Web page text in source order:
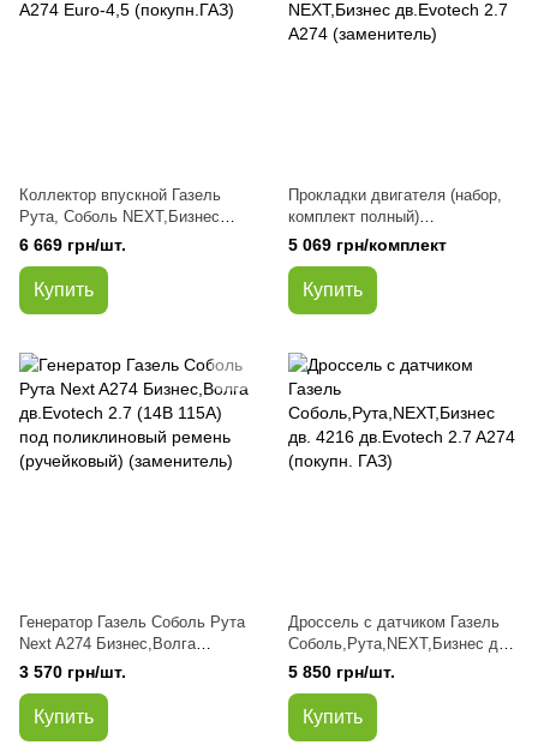
Коллектор впускной Газель
Рута, Соболь NEXT,Бизнес
дв.Evotech 2.7 A274 Euro-4,5
(покупн.ГАЗ)
6 669 грн/шт.
Купить
Прокладки двигателя (набор,
комплект полный)
ГазельСоболь, Рута,
NEXT,Бизнес дв.Evotech 2.7
А274 (заменитель)
5 069 грн/комплект
Купить
Генератор Газель Соболь Рута
Next A274 Бизнес,Волга
дв.Evotech 2.7 (14В 115А) под
поликлиновый ремень
(ручейковый) (заменитель)
3 570 грн/шт.
Купить
Дроссель с датчиком Газель
Соболь,Рута,NEXT,Бизнес дв.
4216 дв.Evotech 2.7 A274
(покупн. ГАЗ)
5 850 грн/шт.
Купить